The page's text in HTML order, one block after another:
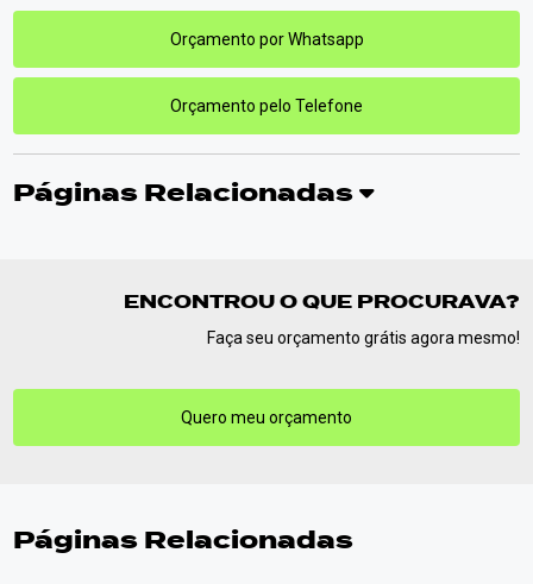
Orçamento por Whatsapp
Orçamento pelo Telefone
Páginas Relacionadas
ENCONTROU O QUE PROCURAVA?
Faça seu orçamento grátis agora mesmo!
Quero meu orçamento
Páginas Relacionadas